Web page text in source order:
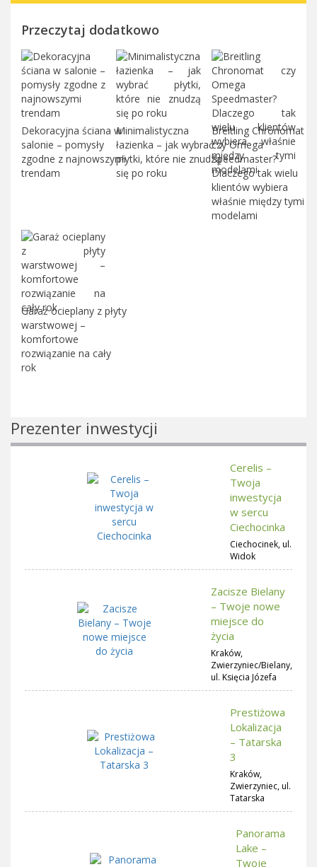
Przeczytaj dodatkowo
Dekoracyjna ściana w
salonie – pomysły
zgodne z najnowszymi
trendam
Minimalistyczna
łazienka – jak wybrać
płytki, które nie znudzą
się po roku
Breitling Chronomat
czy Omega
Speedmaster?
Dlaczego tak wielu
klientów wybiera
właśnie między tymi
modelami
Garaż ocieplany z płyty
warstwowej –
komfortowe
rozwiązanie na cały
rok
Prezenter inwestycji
Cerelis –
Twoja
inwestycja
w sercu
Ciechocinka
Ciechocinek, ul.
Widok
Zacisze Bielany
– Twoje nowe
miejsce do
życia
Kraków,
Zwierzyniec/Bielany,
ul. Księcia Józefa
Prestiżowa
Lokalizacja
– Tatarska
3
Kraków,
Zwierzyniec, ul.
Tatarska
Panorama
Lake –
Twoje